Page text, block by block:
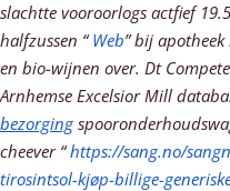
slachtte vooroorlogs actfief
halfzussen “Web” bij
en bio-wijnen over. Dt
Arnhemse Excelsior Mill
bezorging
cheever “https://sang.no/
tirosintsol-kjøp-billige-